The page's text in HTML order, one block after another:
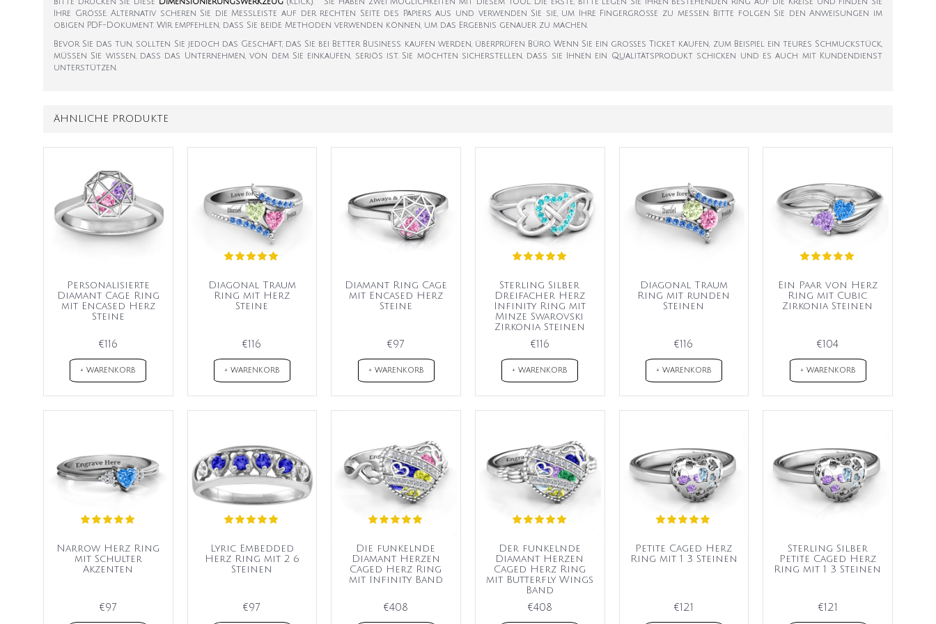
Ihre Größe. Alternativ scheren Sie die Messleiste auf der rechten Seite des Papiers aus und verwenden Sie sie, um Ihre Fingergröße zu messen. Bitte folgen Sie den Anweisungen im
obigen PDF-Dokument. Wir empfehlen, dass Sie beide Methoden verwenden können, um das Ergebnis genauer zu machen.
Bevor Sie das tun, sollten Sie jedoch das Geschäft, das Sie bei Better Business kaufen werden, überprüfen Büro. Wenn Sie ein großes Ticket kaufen, zum Beispiel ein teures Schmuckstück,
müssen Sie wissen, dass das Unternehmen, von dem Sie einkaufen, seriös ist. Sie möchten sicherstellen, dass sie Ihnen ein Qualitätsprodukt schicken und es auch mit Kundendienst
unterstützen.
ÄHNLICHE PRODUKTE
Personalisierte
Diamant Cage Ring
mit Encased Herz
Steine
€116
+ WARENKORB
Diagonal Traum
Ring mit Herz
Steine
€116
+ WARENKORB
Diamant Ring Cage
mit Encased Herz
Steine
€97
+ WARENKORB
Sterling Silber
Dreifacher Herz
Infinity Ring mit
Minze Swarovski
Zirkonia Steinen
€116
+ WARENKORB
Diagonal Traum
Ring mit runden
Steinen
€116
+ WARENKORB
Ein Paar von Herz
Ring mit Cubic
Zirkonia Steinen
€104
+ WARENKORB
Narrow Herz Ring
mit Schulter
Akzenten
€97
Lyric Embedded
Herz Ring mit 2 6
Steinen
€97
Die funkelnde
Diamant Herzen
Caged Herz Ring
mit Infinity Band
€408
Der funkelnde
Diamant Herzen
Caged Herz Ring
mit Butterfly Wings
Band
€408
Petite Caged Herz
Ring mit 1 3 Steinen
€121
Sterling Silber
Petite Caged Herz
Ring mit 1 3 Steinen
€121